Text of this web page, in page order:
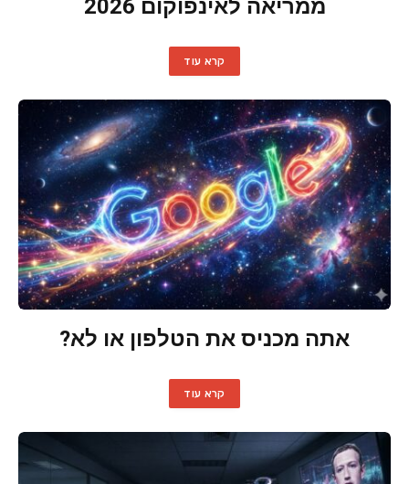
ממריאה לאינפוקום 2026
קרא עוד
אתה מכניס את הטלפון או לא?
קרא עוד